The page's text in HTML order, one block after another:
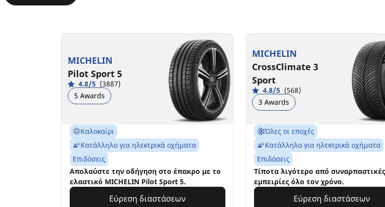
MICHELIN
Pilot Sport 5
4.8/5 (3887)
5 Awards
Καλοκαίρι
Κατάλληλο για ηλεκτρικά οχήματα
Επιδόσεις
Aπολαύστε την οδήγηση στο έπακρο με το
ελαστικό MICHELIN Pilot Sport 5.
Εύρεση διαστάσεων
MICHELIN
CrossClimate 3
Sport
4.8/5 (568)
3 Awards
Όλες οι εποχές
Κατάλληλο για ηλεκτρικά οχήματα
Επιδόσεις
Τίποτα λιγότερο από συναρπαστικές
εμπειρίες όλο τον χρόνο.
Εύρεση διαστάσεων